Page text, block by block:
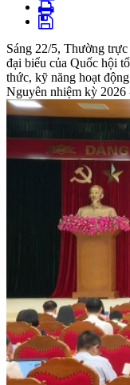
Sáng 22/5, Thường
đại biểu của Quốc hội
thức, kỹ năng hoạt
Nguyên nhiệm kỳ 2026